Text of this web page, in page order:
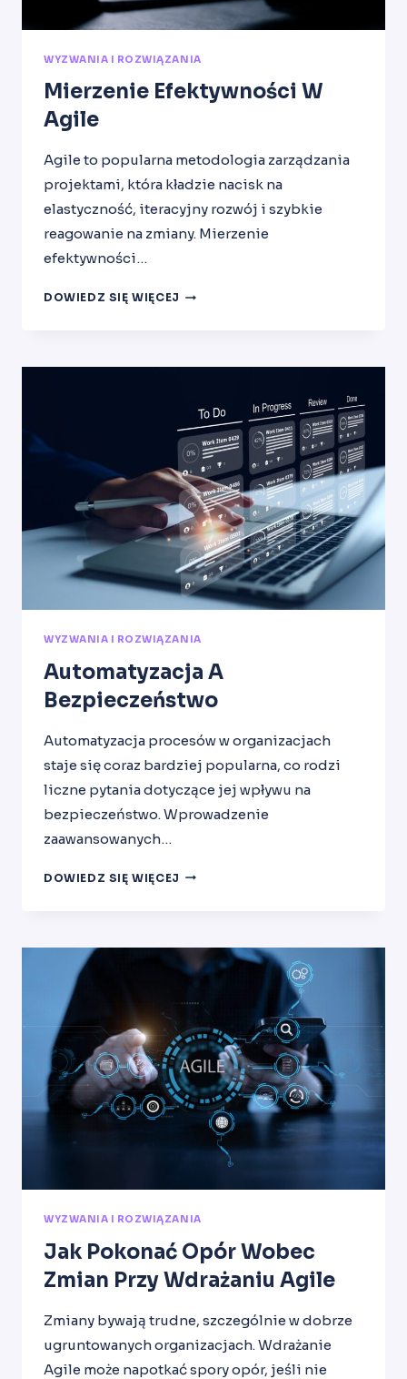
WYZWANIA I ROZWIĄZANIA
Mierzenie Efektywności W
Agile
Agile to popularna metodologia zarządzania
projektami, która kładzie nacisk na
elastyczność, iteracyjny rozwój i szybkie
reagowanie na zmiany. Mierzenie
efektywności…
DOWIEDZ SIĘ WIĘCEJ MIERZENIE
WYZWANIA I ROZWIĄZANIA
Automatyzacja A
Bezpieczeństwo
Automatyzacja procesów w organizacjach
staje się coraz bardziej popularna, co rodzi
liczne pytania dotyczące jej wpływu na
bezpieczeństwo. Wprowadzenie
zaawansowanych…
DOWIEDZ SIĘ WIĘCEJ AUTOMATYZACJA
WYZWANIA I ROZWIĄZANIA
Jak Pokonać Opór Wobec
Zmian Przy Wdrażaniu Agile
Zmiany bywają trudne, szczególnie w dobrze
ugruntowanych organizacjach. Wdrażanie
Agile może napotkać spory opór, jeśli nie